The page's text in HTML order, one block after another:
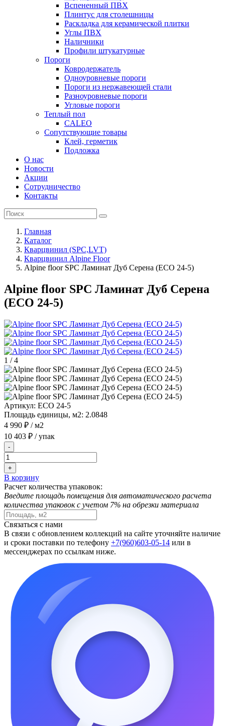
Вспененный ПВХ
Плинтус для столешницы
Раскладка для керамической плитки
Углы ПВХ
Наличники
Профили штукатурные
Пороги
Ковродержатель
Одноуровневые пороги
Пороги из нержавеющей стали
Разноуровневые пороги
Угловые пороги
Теплый пол
CALEO
Сопутствующие товары
Клей, герметик
Подложка
О нас
Новости
Акции
Сотрудничество
Контакты
Главная
Каталог
Кварцвинил (SPC,LVT)
Кварцвинил Alpine Floor
Alpine floor SPC Ламинат Дуб Серена (ECO 24-5)
Alpine floor SPC Ламинат Дуб Серена
(ECO 24-5)
1 /4
Артикул: ECO 24-5
Площадь единицы, м2: 2.0848
4 990 ₽ / м2
10 403 ₽ / упак
-
+
В корзину
Расчет количества упаковок:
Введите площадь помещения для автоматического расчета
количества упаковок с учетом 7% на обрезки материала
Связаться с нами
В связи с обновлением коллекций на сайте уточняйте наличие
и сроки поставки по телефону +7(960)603-05-14 или в
мессенджерах по ссылкам ниже.